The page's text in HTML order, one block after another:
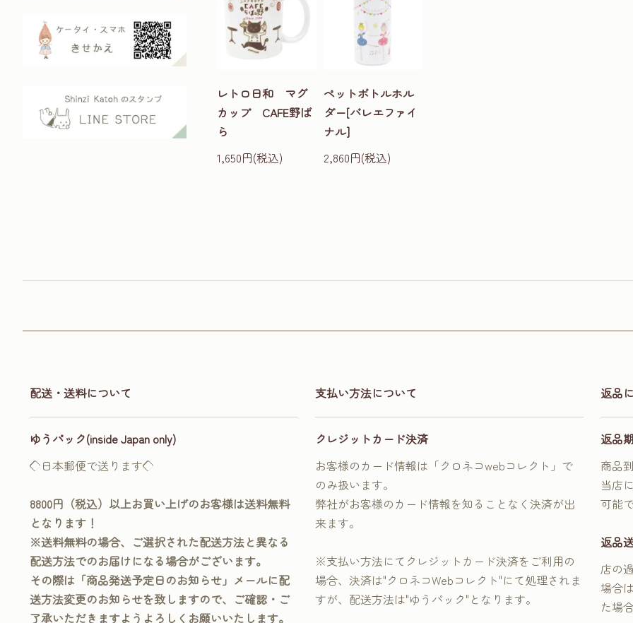
レトロ日和 マグ
カップ CAFE野ば
ら
1,650円(税込)
ペットボトルホル
ダー[バレエファイ
ナル]
2,860円(税込)
配送・送料について
ゆうパック(inside Japan only)
◇日本郵便で送ります◇
8800円（税込）以上お買い上げのお客様は送料無料
となります！
※送料無料の場合、ご選択された配送方法と異なる
配送方法でのお届けになる場合がございます。
その際は「商品発送予定日のお知らせ」メールに配
送方法変更のお知らせを致しますので、ご確認・ご
了承いただきますようよろしくお願いいたします。
支払い方法について
クレジットカード決済
お客様のカード情報は「クロネコwebコレクト」で
のみ扱います。
弊社がお客様のカード情報を知ることなく決済が出
来ます。
※支払い方法にてクレジットカード決済をご利用の
場合、決済は"クロネコWebコレクト"にて処理されま
すが、配送方法は"ゆうパック"となります。
返品
返品
商品
当店
可能
返品
店の
場合
た場